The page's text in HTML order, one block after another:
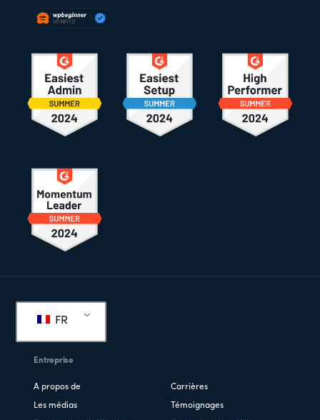
de
FR
Entreprise
A propos de Carrières
Les médias Témoignages